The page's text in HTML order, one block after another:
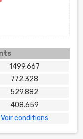
1499.667
772.328
529.882
408.659
Voir conditions